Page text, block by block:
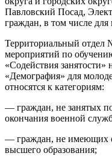
Павловский Посад,
граждан, в том числе
Территориальный отдел
мероприятий по
«Содействия занятости»
«Демография» для
относятся к категориям:
— граждан, не занятых
окончания военной
— граждан, не имеющих
высшего образования;